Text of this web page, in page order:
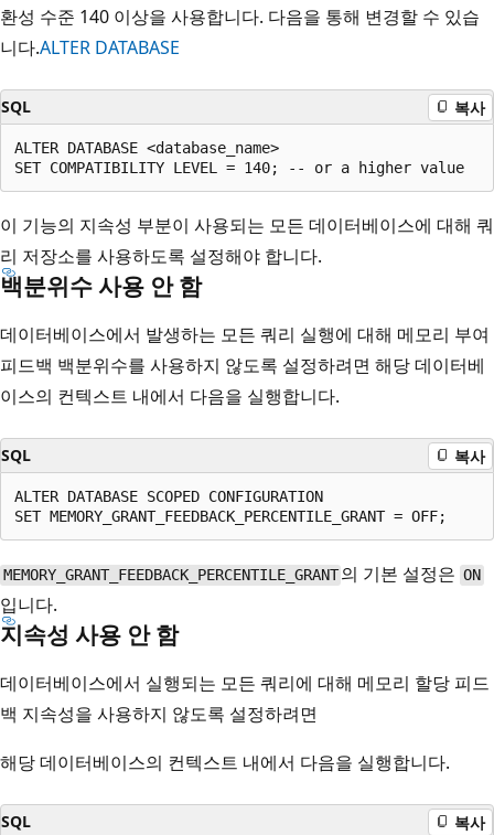
환성 수준 140 이상을 사용합니다. 다음을 통해 변경할 수 있습
니다.ALTER DATABASE
SQL 복사
ALTER DATABASE <database_name>
이 기능의 지속성 부분이 사용되는 모든 데이터베이스에 대해 쿼
리 저장소를 사용하도록 설정해야 합니다.
백분위수 사용 안 함
데이터베이스에서 발생하는 모든 쿼리 실행에 대해 메모리 부여
피드백 백분위수를 사용하지 않도록 설정하려면 해당 데이터베
이스의 컨텍스트 내에서 다음을 실행합니다.
SQL 복사
ALTER DATABASE SCOPED CONFIGURATION
MEMORY_GRANT_FEEDBACK_PERCENTILE_GRANT 의 기본 설정은ON
입니다.
지속성 사용 안 함
데이터베이스에서 실행되는 모든 쿼리에 대해 메모리 할당 피드
백 지속성을 사용하지 않도록 설정하려면
해당 데이터베이스의 컨텍스트 내에서 다음을 실행합니다.
SQL 복사